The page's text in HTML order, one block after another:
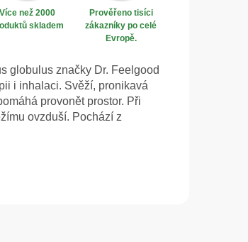
Více než 2000
skladem
Prověřeno tisíci
zákazníky po celé
Evropě.
globulus značky Dr. Feelgood
i inhalaci. Svěží, pronikavá
provonět prostor. Při
ovzduší. Pochází z